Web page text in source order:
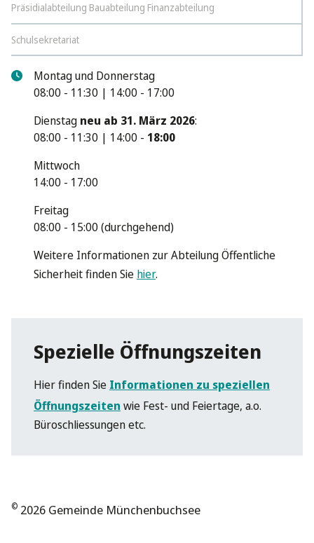
Präsidialabteilung Bauabteilung Finanzabteilung
Schulsekretariat
Montag und Donnerstag
08:00 - 11:30 | 14:00 - 17:00
Dienstag neu ab 31. März 2026:
08:00 - 11:30 | 14:00 - 18:00
Mittwoch
14:00 - 17:00
Freitag
08:00 - 15:00 (durchgehend)
Weitere Informationen zur Abteilung Öffentliche
Sicherheit finden Sie hier.
Spezielle Öffnungszeiten
Hier finden Sie Informationen zu speziellen
Öffnungszeiten wie Fest- und Feiertage, a.o.
Büroschliessungen etc.
© 2026 Gemeinde Münchenbuchsee